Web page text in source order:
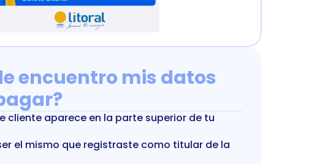
encuentro mis datos
cliente aparece en la parte superior de tu
el mismo que registraste como titular de la